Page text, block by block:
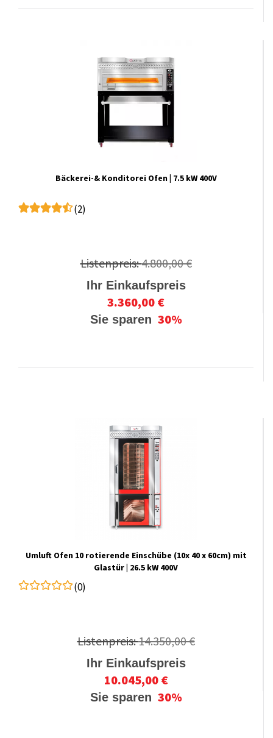
Bäckerei-& Konditorei Ofen | 7.5 kW 400V
(2)
Listenpreis:4.800,00 €
Ihr Einkaufspreis
3.360,00 €
Sie sparen 30%
Umluft Ofen 10 rotierende Einschübe (10x 40 x 60cm) mit
Glastür | 26.5 kW 400V
(0)
Listenpreis:14.350,00 €
Ihr Einkaufspreis
10.045,00 €
Sie sparen 30%